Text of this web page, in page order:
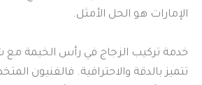
الإمارات هو الحل الأمثل.
خدمة تركيب الزجاج في رأس الخيمة مع
تتميز بالدقة والاحترافية. فالفنيون